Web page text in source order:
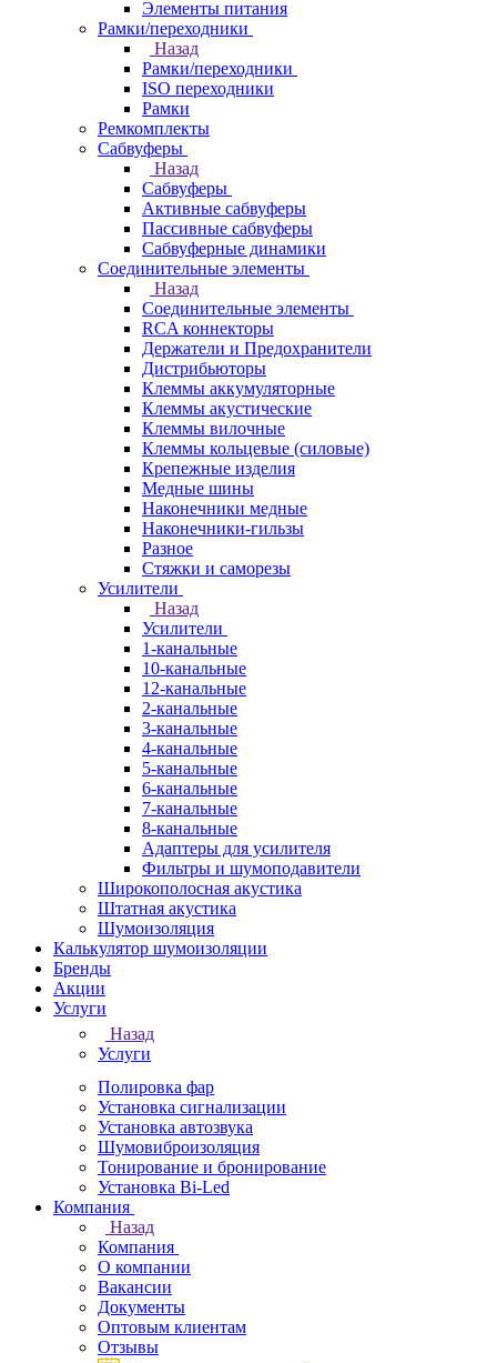
Элементы питания
Рамки/переходники
Назад
Рамки/переходники
ISO переходники
Рамки
Ремкомплекты
Сабвуферы
Назад
Сабвуферы
Активные сабвуферы
Пассивные сабвуферы
Сабвуферные динамики
Соединительные элементы
Назад
Соединительные элементы
RCA коннекторы
Держатели и Предохранители
Дистрибьюторы
Клеммы аккумуляторные
Клеммы акустические
Клеммы вилочные
Клеммы кольцевые (силовые)
Крепежные изделия
Медные шины
Наконечники медные
Наконечники-гильзы
Разное
Стяжки и саморезы
Усилители
Назад
Усилители
1-канальные
10-канальные
12-канальные
2-канальные
3-канальные
4-канальные
5-канальные
6-канальные
7-канальные
8-канальные
Адаптеры для усилителя
Фильтры и шумоподавители
Широкополосная акустика
Штатная акустика
Шумоизоляция
Калькулятор шумоизоляции
Бренды
Акции
Услуги
Назад
Услуги
Полировка фар
Установка сигнализации
Установка автозвука
Шумовиброизоляция
Тонирование и бронирование
Установка Bi-Led
Компания
Назад
Компания
О компании
Вакансии
Документы
Оптовым клиентам
Отзывы